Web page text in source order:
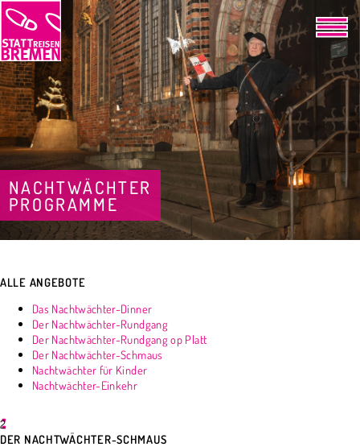
NACHTWÄCHTER
PROGRAMME
ALLE ANGEBOTE
Das Nachtwächter-Dinner
Der Nachtwächter-Rundgang
Der Nachtwächter-Rundgang op Platt
Der Nachtwächter-Schmaus
Nachtwächter für Kinder
Nachtwächter-Einkehr
2
DER NACHTWÄCHTER-SCHMAUS